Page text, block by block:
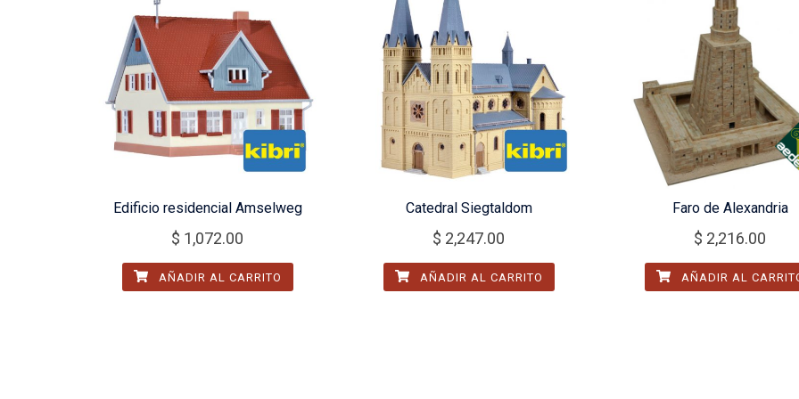
Edificio residencial Amselweg
$ 1,072.00
AÑADIR AL CARRITO
Catedral Siegtaldom
$ 2,247.00
AÑADIR AL CARRITO
Faro de Alexandria
$ 2,216.00
AÑADIR AL